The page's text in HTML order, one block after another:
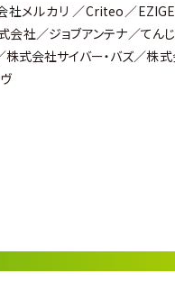
社メルカリ ／Criteo／
社／ジョブアンテナ／てん
式会社サイバー・バズ／株